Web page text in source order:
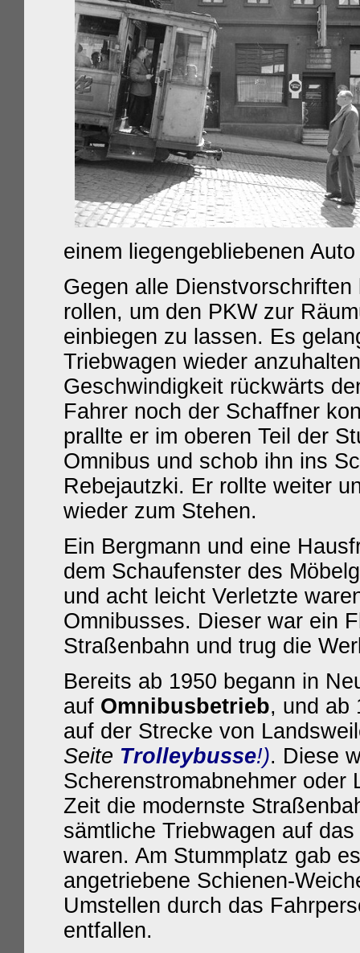
einem liegengebliebenen
Gegen alle
rollen, um den PKW zur
einbiegen zu lassen. Es
Triebwagen wieder
Geschwindigkeit rückwärts
Fahrer noch der Schaffner
prallte er im oberen Teil der
Omnibus und schob ihn ins
Rebejautzki. Er rollte weiter
wieder zum Stehen.
Ein Bergmann und eine
dem Schaufenster des
und acht leicht Verletzte
Omnibusses. Dieser war ein
Straßenbahn und trug die
Bereits ab 1950 begann in
auf Omnibusbetrieb, und ab
auf der Strecke von
Seite Trolleybusse!). Diese
Scherenstromabnehmer oder
Zeit die modernste
sämtliche Triebwagen auf
waren. Am Stummplatz gab
angetriebene Schienen-
Umstellen durch das
entfallen.